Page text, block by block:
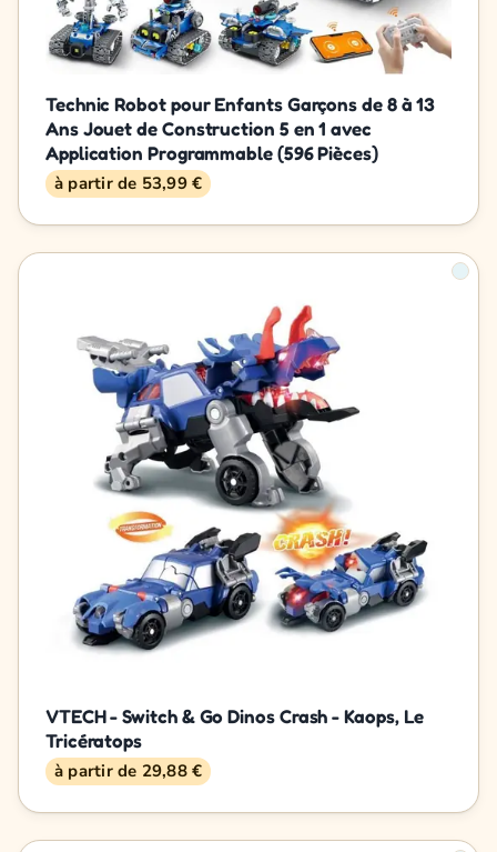
Technic Robot pour Enfants Garçons de 8 à 13
Ans Jouet de Construction 5 en 1 avec
Application Programmable (596 Pièces)
à partir de 53,99 €
VTECH - Switch & Go Dinos Crash - Kaops, Le
Tricératops
à partir de 29,88 €